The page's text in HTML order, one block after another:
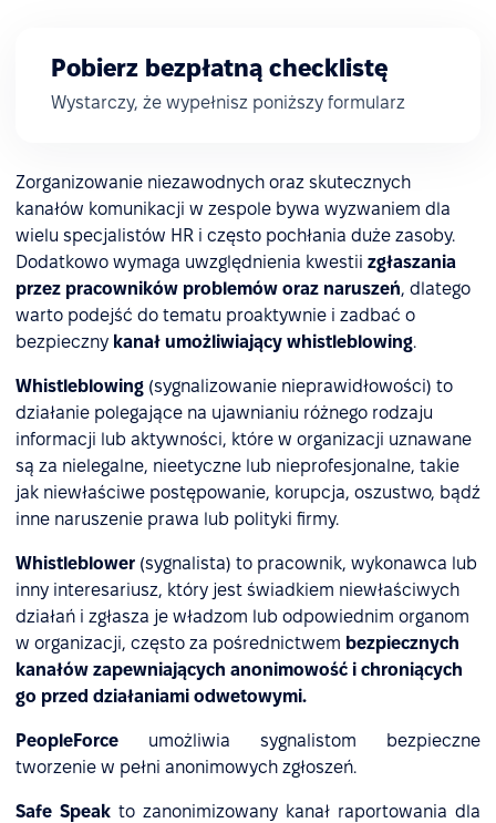
Pobierz bezpłatną checklistę
Wystarczy, że wypełnisz poniższy formularz
Zorganizowanie niezawodnych oraz skutecznych
kanałów komunikacji w zespole bywa wyzwaniem dla
wielu specjalistów HR i często pochłania duże zasoby.
Dodatkowo wymaga uwzględnienia kwestii zgłaszania
przez pracowników problemów oraz naruszeń, dlatego
warto podejść do tematu proaktywnie i zadbać o
bezpieczny kanał umożliwiający whistleblowing.
Whistleblowing (sygnalizowanie nieprawidłowości) to
działanie polegające na ujawnianiu różnego rodzaju
informacji lub aktywności, które w organizacji uznawane
są za nielegalne, nieetyczne lub nieprofesjonalne, takie
jak niewłaściwe postępowanie, korupcja, oszustwo, bądź
inne naruszenie prawa lub polityki firmy.
Whistleblower (sygnalista) to pracownik, wykonawca lub
inny interesariusz, który jest świadkiem niewłaściwych
działań i zgłasza je władzom lub odpowiednim organom
w organizacji, często za pośrednictwem bezpiecznych
kanałów zapewniających anonimowość i chroniących
go przed działaniami odwetowymi.
PeopleForce umożliwia sygnalistom bezpieczne
tworzenie w pełni anonimowych zgłoszeń.
Safe Speak to zanonimizowany kanał raportowania dla